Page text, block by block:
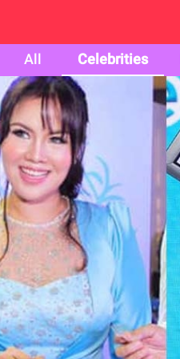
All
Celebrities